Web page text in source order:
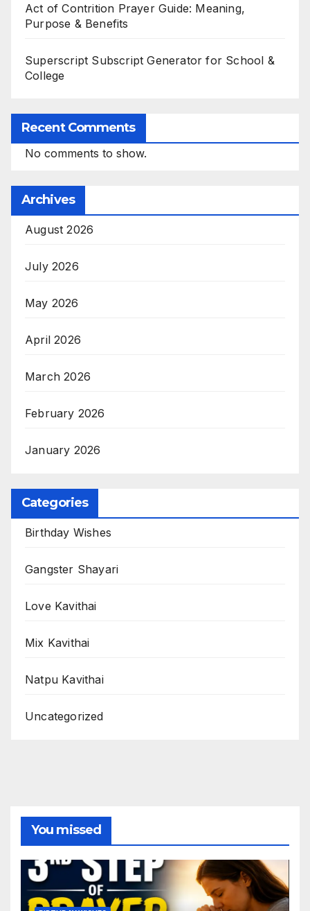
Act of Contrition Prayer Guide: Meaning,
Purpose & Benefits
Superscript Subscript Generator for School &
College
Recent Comments
No comments to show.
Archives
August 2026
July 2026
May 2026
April 2026
March 2026
February 2026
January 2026
Categories
Birthday Wishes
Gangster Shayari
Love Kavithai
Mix Kavithai
Natpu Kavithai
Uncategorized
You missed